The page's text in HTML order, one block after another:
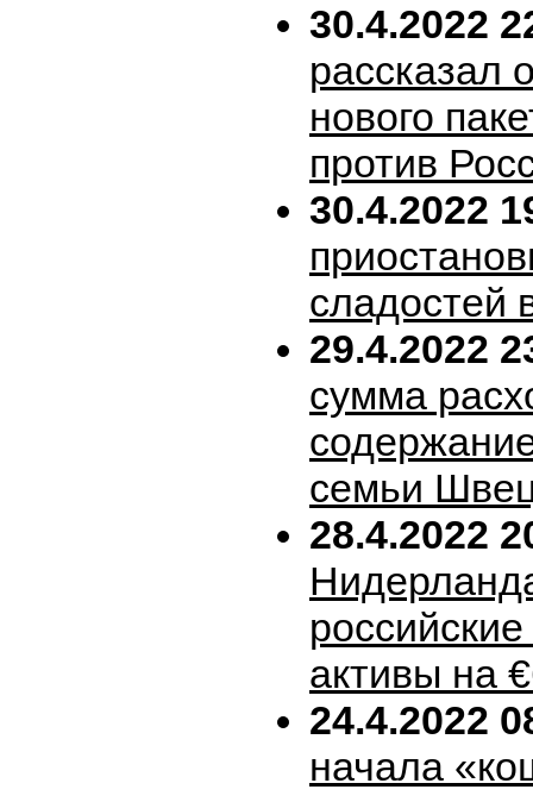
30.4.2022
рассказал
нового
против
30.4.2022
сладостей
29.4.2022
сумма
семьи
28.4.2022
активы на
24.4.2022
начала